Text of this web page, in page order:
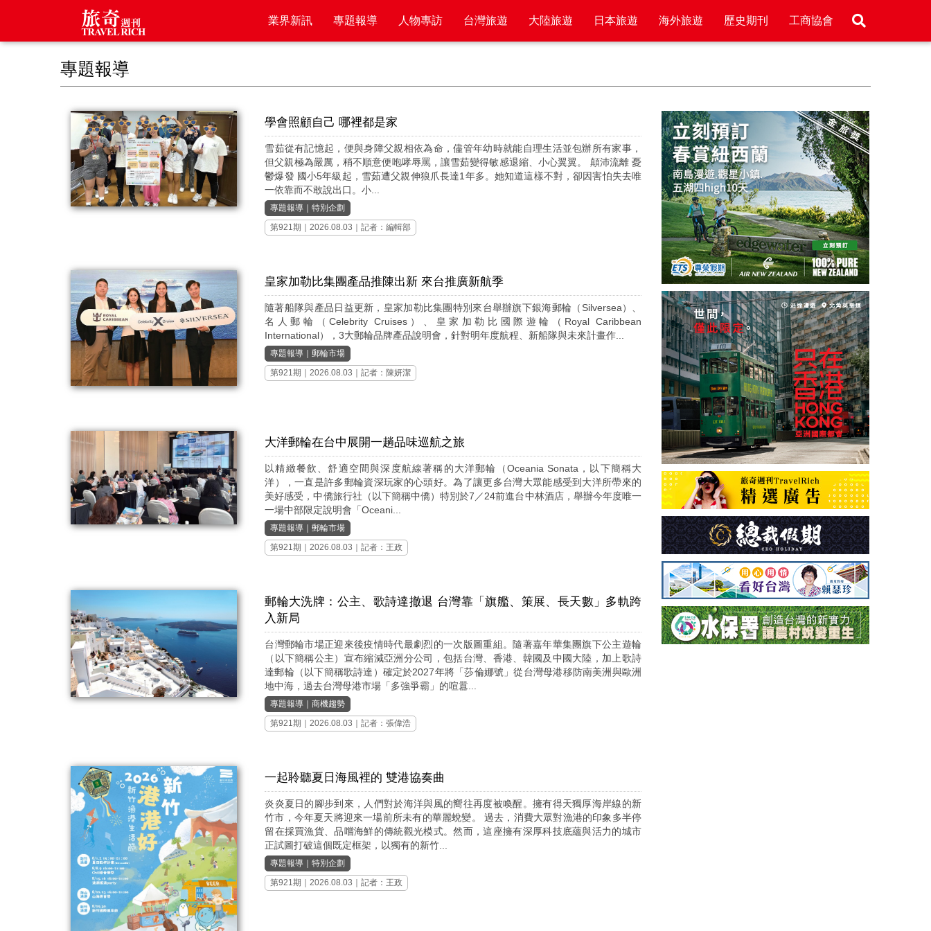
業界新訊 專題報導 人物專訪 台灣旅遊 大陸旅遊 日本旅遊 海外旅遊 歷史期刊 工商協會
專題報導
學會照顧自己 哪裡都是家
雪茹從有記憶起，便與身障父親相依為命，儘管年幼時就能自理生活並包辦所有家事，
但父親極為嚴厲，稍不順意便咆哮辱罵，讓雪茹變得敏感退縮、小心翼翼。 顛沛流離 憂
鬱爆發 國小5年級起，雪茹遭父親伸狼爪長達1年多。她知道這樣不對，卻因害怕失去唯
一依靠而不敢說出口。小...
專題報導 ｜特別企劃
第921期
｜2026.08.03｜記者：編輯部
皇家加勒比集團產品推陳出新 來台推廣新航季
隨著船隊與產品日益更新，皇家加勒比集團特別來台舉辦旗下銀海郵輪（Silversea）、
名人郵輪（Celebrity Cruises）、皇家加勒比國際遊輪（Royal Caribbean
International），3大郵輪品牌產品說明會，針對明年度航程、新船隊與未來計畫作...
專題報導 ｜郵輪市場
第921期
｜2026.08.03｜記者：陳妍潔
大洋郵輪在台中展開一趟品味巡航之旅
以精緻餐飲、舒適空間與深度航線著稱的大洋郵輪（Oceania Sonata，以下簡稱大
洋），一直是許多郵輪資深玩家的心頭好。為了讓更多台灣大眾能感受到大洋所帶來的
美好感受，中僑旅行社（以下簡稱中僑）特別於7／24前進台中林酒店，舉辦今年度唯一
一場中部限定說明會「Oceani...
專題報導 ｜郵輪市場
第921期 ｜2026.08.03｜記者：王政
郵輪大洗牌：公主、歌詩達撤退 台灣靠「旗艦、策展、長天數」多軌跨
入新局
台灣郵輪市場正迎來後疫情時代最劇烈的一次版圖重組。隨著嘉年華集團旗下公主遊輪
（以下簡稱公主）宣布縮減亞洲分公司，包括台灣、香港、韓國及中國大陸，加上歌詩
達郵輪（以下簡稱歌詩達）確定於2027年將「莎倫娜號」從台灣母港移防南美洲與歐洲
地中海，過去台灣母港市場「多強爭霸」的喧囂...
專題報導 ｜商機趨勢
第921期 ｜2026.08.03｜記者：張偉浩
一起聆聽夏日海風裡的 雙港協奏曲
炎炎夏日的腳步到來，人們對於海洋與風的嚮往再度被喚醒。擁有得天獨厚海岸線的新
竹市，今年夏天將迎來一場前所未有的華麗蛻變。 過去，消費大眾對漁港的印象多半停
留在採買漁貨、品嚐海鮮的傳統觀光模式。然而，這座擁有深厚科技底蘊與活力的城市
正試圖打破這個既定框架，以獨有的新竹...
專題報導 ｜特別企劃
第921期 ｜2026.08.03｜記者：王政